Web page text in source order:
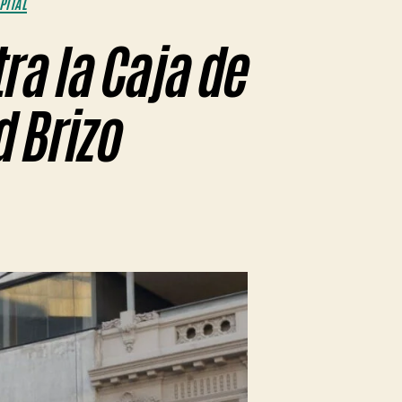
la Caja de
Brizo